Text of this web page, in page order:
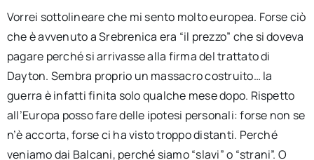
Vorrei sottolineare che mi sento molto europea. Forse ciò
che è avvenuto a Srebrenica era “il prezzo” che si doveva
pagare perché si arrivasse alla firma del trattato di
Dayton. Sembra proprio un massacro costruito… la
guerra è infatti finita solo qualche mese dopo. Rispetto
all’Europa posso fare delle ipotesi personali: forse non se
n’è accorta, forse ci ha visto troppo distanti. Perché
veniamo dai Balcani, perché siamo “slavi” o “strani”. O